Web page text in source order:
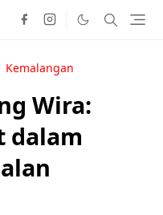
Kemalangan
Wira:
dalam